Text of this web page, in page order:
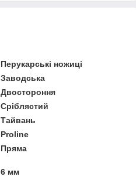
Перукарські ножиці
Заводська
Двостороння
Сріблястий
Тайвань
Proline
Пряма
6 мм